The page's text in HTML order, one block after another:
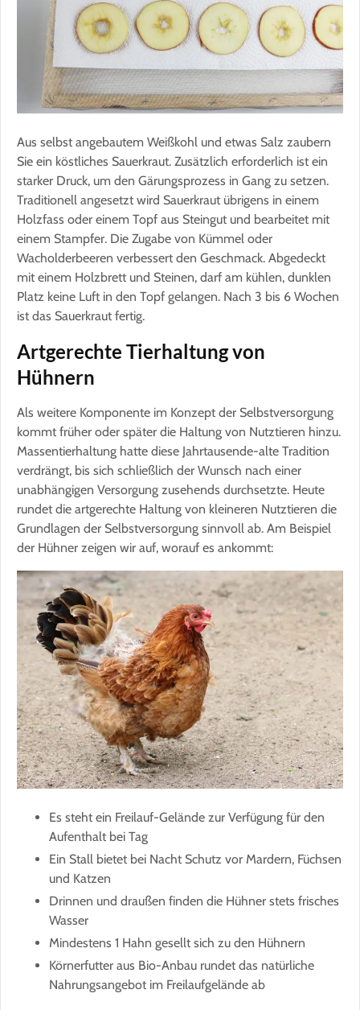
Aus selbst angebautem Weißkohl und etwas Salz zaubern
Sie ein köstliches Sauerkraut. Zusätzlich erforderlich ist ein
starker Druck, um den Gärungsprozess in Gang zu setzen.
Traditionell angesetzt wird Sauerkraut übrigens in einem
Holzfass oder einem Topf aus Steingut und bearbeitet mit
einem Stampfer. Die Zugabe von Kümmel oder
Wacholderbeeren verbessert den Geschmack. Abgedeckt
mit einem Holzbrett und Steinen, darf am kühlen, dunklen
Platz keine Luft in den Topf gelangen. Nach 3 bis 6 Wochen
ist das Sauerkraut fertig.
Artgerechte Tierhaltung von
Hühnern
Als weitere Komponente im Konzept der Selbstversorgung
kommt früher oder später die Haltung von Nutztieren hinzu.
Massentierhaltung hatte diese Jahrtausende-alte Tradition
verdrängt, bis sich schließlich der Wunsch nach einer
unabhängigen Versorgung zusehends durchsetzte. Heute
rundet die artgerechte Haltung von kleineren Nutztieren die
Grundlagen der Selbstversorgung sinnvoll ab. Am Beispiel
der Hühner zeigen wir auf, worauf es ankommt:
Es steht ein Freilauf-Gelände zur Verfügung für den
Aufenthalt bei Tag
Ein Stall bietet bei Nacht Schutz vor Mardern, Füchsen
und Katzen
Drinnen und draußen finden die Hühner stets frisches
Wasser
Mindestens 1 Hahn gesellt sich zu den Hühnern
Körnerfutter aus Bio-Anbau rundet das natürliche
Nahrungsangebot im Freilaufgelände ab